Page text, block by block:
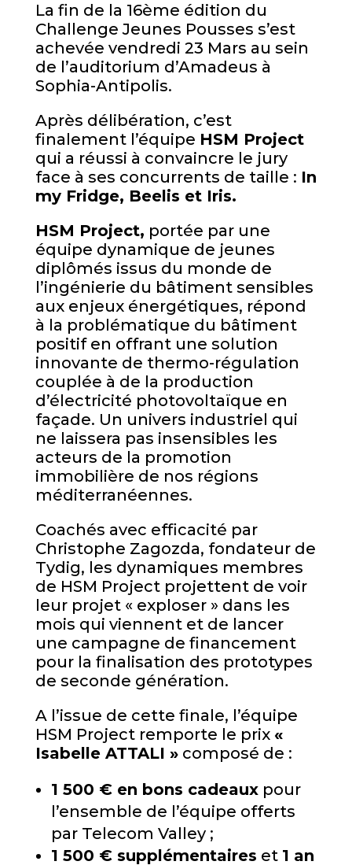
La fin de la 16ème édition du
Challenge Jeunes Pousses s’est
achevée vendredi 23 Mars au sein
de l’auditorium d’Amadeus à
Sophia-Antipolis.
Après délibération, c’est
finalement l’équipe HSM Project
qui a réussi à convaincre le jury
face à ses concurrents de taille : In
my Fridge, Beelis et Iris.
HSM Project, portée par une
équipe dynamique de jeunes
diplômés issus du monde de
l’ingénierie du bâtiment sensibles
aux enjeux énergétiques, répond
à la problématique du bâtiment
positif en offrant une solution
innovante de thermo-régulation
couplée à de la production
d’électricité photovoltaïque en
façade. Un univers industriel qui
ne laissera pas insensibles les
acteurs de la promotion
immobilière de nos régions
méditerranéennes.
Coachés avec efficacité par
Christophe Zagozda, fondateur de
Tydig, les dynamiques membres
de HSM Project projettent de voir
leur projet « exploser » dans les
mois qui viennent et de lancer
une campagne de financement
pour la finalisation des prototypes
de seconde génération.
A l’issue de cette finale, l’équipe
HSM Project remporte le prix «
Isabelle ATTALI »composé de :
1 500 € en bons cadeauxpour
l’ensemble de l’équipe offerts
par Telecom Valley ;
1 500 € supplémentaires et 1 an